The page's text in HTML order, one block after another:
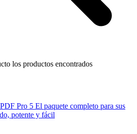
los productos encontrados
PDF Pro 5 El paquete completo para sus
potente y fácil